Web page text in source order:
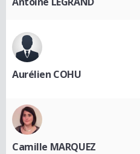
Aurélien COHU
Camille MARQUEZ